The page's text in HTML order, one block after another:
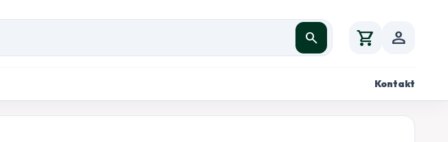
search shopping_cart person
Kontakt